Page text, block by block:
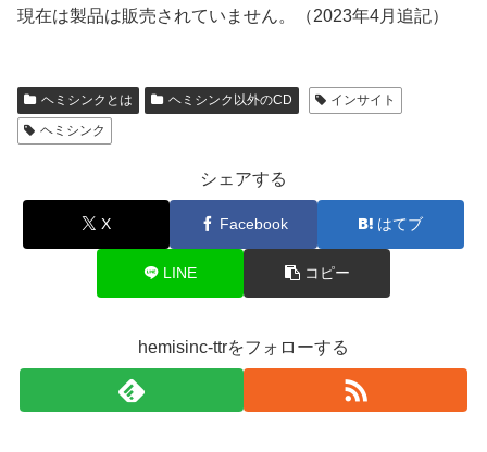
現在は製品は販売されていません。（2023年4月追記）
ヘミシンクとは ヘミシンク以外のCD
インサイト
ヘミシンク
シェアする
X Facebook はてブ
LINE コピー
hemisinc-ttrをフォローする